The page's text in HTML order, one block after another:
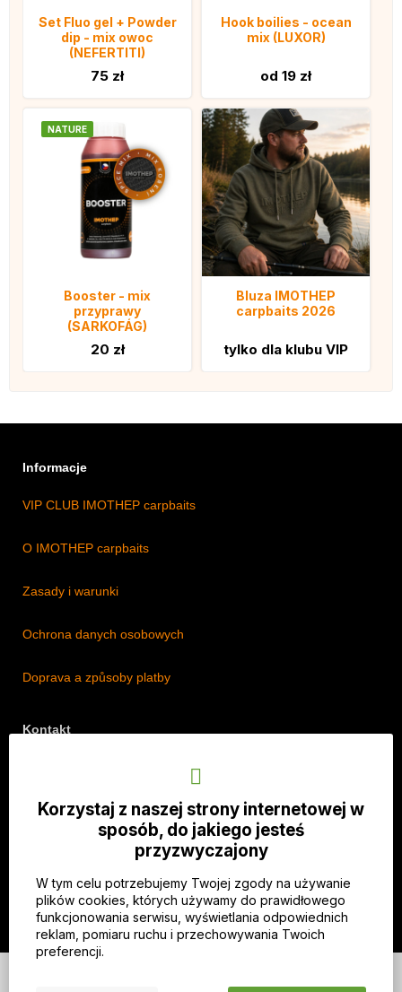
Set Fluo gel + Powder
dip - mix owoc
(NEFERTITI)
75 zł
Hook boilies - ocean
mix (LUXOR)
od 19 zł
NATURE
Booster - mix
przyprawy
(SARKOFÁG)
20 zł
Bluza IMOTHEP
carpbaits 2026
tylko dla klubu VIP
Informacje
VIP CLUB IMOTHEP carpbaits
O IMOTHEP carpbaits
Zasady i warunki
Ochrona danych osobowych
Doprava a způsoby platby
Kontakt
E-mail: info@imothep.cz
Nasz Instagram
Korzystaj z naszej strony internetowej w
sposób, do jakiego jesteś
przyzwyczajony
W tym celu potrzebujemy Twojej zgody na używanie
plików cookies, których używamy do prawidłowego
funkcjonowania serwisu, wyświetlania odpowiednich
reklam, pomiaru ruchu i przechowywania Twoich
preferencji.